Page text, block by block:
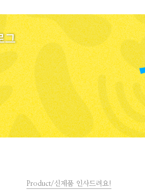
Product/신제품 인사드려요!